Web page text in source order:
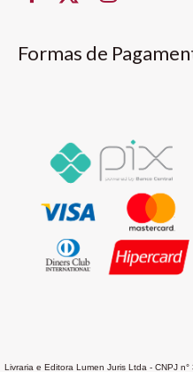
Formas de
Livraria e Editora Lumen Juris Ltda - CNPJ